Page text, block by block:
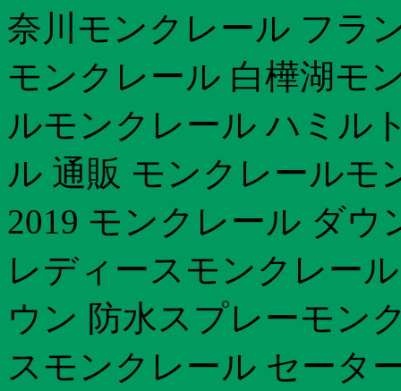
奈川モンクレール フラ
モンクレール 白樺湖モ
ルモンクレール ハミル
ル 通販 モンクレールモ
2019 モンクレール ダウ
レディースモンクレー
ウン 防水スプレーモン
スモンクレール セータ